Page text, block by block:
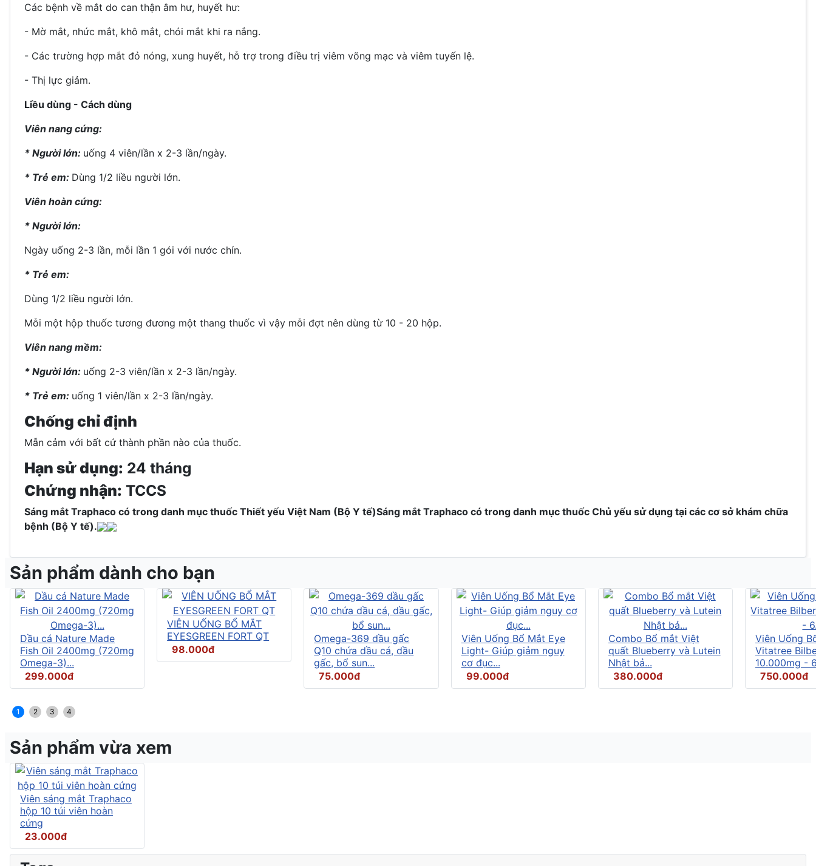
Các bệnh về mắt do can thận âm hư, huyết hư:
- Mờ mắt, nhức mắt, khô mắt, chói mắt khi ra nắng.
- Các trường hợp mắt đỏ nóng, xung huyết, hỗ trợ trong điều trị viêm võng mạc và viêm tuyến lệ.
- Thị lực giảm.
Liều dùng - Cách dùng
Viên nang cứng:
* Người lớn: uống 4 viên/lần x 2-3 lần/ngày.
* Trẻ em: Dùng 1/2 liều người lớn.
Viên hoàn cứng:
* Người lớn:
Ngày uống 2-3 lần, mỗi lần 1 gói với nước chín.
* Trẻ em:
Dùng 1/2 liều người lớn.
Mỗi một hộp thuốc tương đương một thang thuốc vì vậy mỗi đợt nên dùng từ 10 - 20 hộp.
Viên nang mềm:
* Người lớn: uống 2-3 viên/lần x 2-3 lần/ngày.
* Trẻ em: uống 1 viên/lần x 2-3 lần/ngày.
Chống chỉ định
Mẫn cảm với bất cứ thành phần nào của thuốc.
Hạn sử dụng: 24 tháng
Chứng nhận: TCCS
Sáng mắt Traphaco có trong danh mục thuốc Thiết yếu Việt Nam (Bộ Y tế)Sáng mắt Traphaco có trong danh mục thuốc Chủ yếu sử dụng tại các cơ sở khám chữa
bệnh (Bộ Y tế).
Sản phẩm dành cho bạn
Dầu cá Nature Made
Fish Oil 2400mg (720mg
Omega-3)...
299.000đ
VIÊN UỐNG BỔ MẮT
EYESGREEN FORT QT
98.000đ
Omega-369 dầu gấc
Q10 chứa dầu cá, dầu
gấc, bổ sun...
75.000đ
Viên Uống Bổ Mắt Eye
Light- Giúp giảm nguy
cơ đục...
99.000đ
Combo Bổ mắt Việt
quất Blueberry và Lutein
Nhật bả...
380.000đ
Viên Uống
Vitatree
10.000mg -
750.000đ
1 2 3 4
Sản phẩm vừa xem
Viên sáng mắt Traphaco
hộp 10 túi viên hoàn
cứng
23.000đ